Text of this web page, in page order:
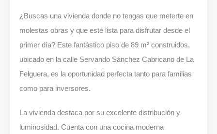
¿Buscas una vivienda donde no tengas que meterte en
molestas obras y que esté lista para disfrutar desde el
primer día? Este fantástico piso de 89 m² construidos,
ubicado en la calle Servando Sánchez Cabricano de La
Felguera, es la oportunidad perfecta tanto para familias
como para inversores.
La vivienda destaca por su excelente distribución y
luminosidad. Cuenta con una cocina moderna